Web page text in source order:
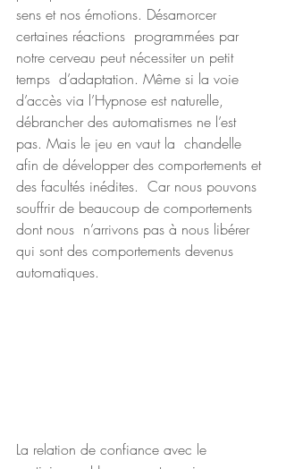
sens et nos émotions. Désamorcer
certaines réactions  programmées par
notre cerveau peut nécessiter un petit
temps  d’adaptation. Même si la voie
d’accès via l’Hypnose est naturelle,
débrancher des automatismes ne l’est
pas. Mais le jeu en vaut la  chandelle
afin de développer des comportements et
des facultés inédites.  Car nous pouvons
souffrir de beaucoup de comportements
dont nous  n’arrivons pas à nous libérer
qui sont des comportements devenus
automatiques.
La relation de confiance avec le